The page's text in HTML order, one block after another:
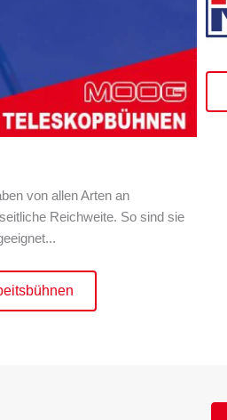
von allen Arten an
Reichweite. So sind sie